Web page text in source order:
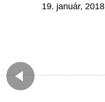
19. január, 2018